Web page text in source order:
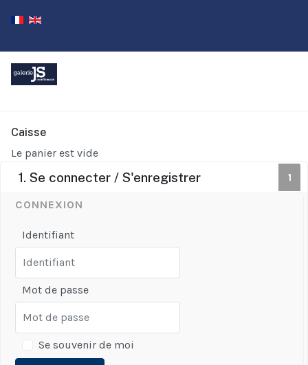
Caisse
Le panier est vide
1
1. Se connecter / S'enregistrer
CONNEXION
Identifiant
Mot de passe
Se souvenir de moi